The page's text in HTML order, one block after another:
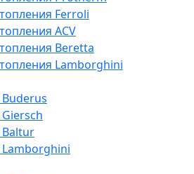
Ferroli
ACV
Beretta
Lamborghini
Buderus
Baltur
Lamborghini